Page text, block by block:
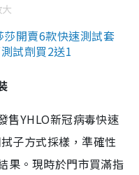
開賣6款快速測試套
試劑買2送1
售YHLO新冠病毒快速
子方式採樣，準確性
果。現時於門市買滿指